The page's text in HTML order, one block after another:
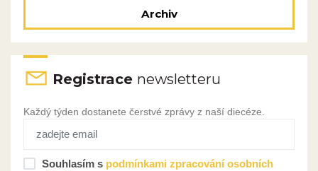
Archiv
Registrace newsletteru
Každý týden dostanete čerstvé zprávy z naší diecéze.
Souhlasím s podmínkami zpracování osobních